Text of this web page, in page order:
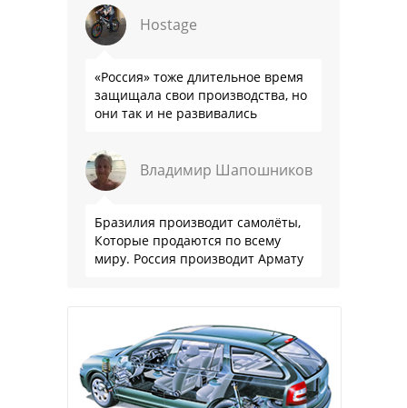
что прям эталон коррупции
Hostage
«Россия» тоже длительное время
защищала свои производства, но
они так и не развивались
Владимир Шапошников
Бразилия производит самолёты,
Которые продаются по всему
миру. Россия производит Армату